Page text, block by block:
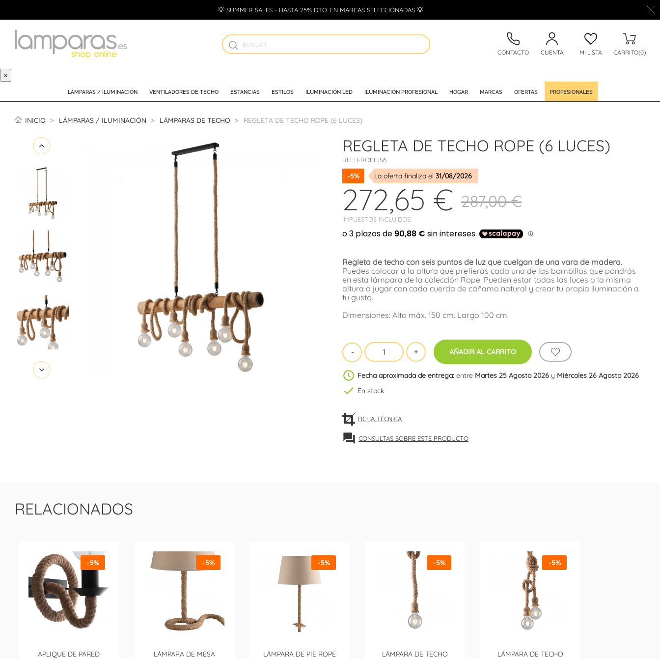
💡 SUMMER SALES - HASTA 25% DTO. EN MARCAS SELECCIONADAS 💡
CONTACTO CUENTA MI LISTA CARRITO(0)
×
LÁMPARAS / ILUMINACIÓN VENTILADORES DE TECHO ESTANCIAS ESTILOS ILUMINACIÓN LED ILUMINACIÓN PROFESIONAL HOGAR MARCAS OFERTAS PROFESIONALES
INICIO LÁMPARAS / ILUMINACIÓN LÁMPARAS DE TECHO REGLETA DE TECHO ROPE (6 LUCES)
REGLETA DE TECHO ROPE (6 LUCES)
REF: I-ROPE-S6
-5% La oferta finaliza el 31/08/2026
272,65 €
IMPUESTOS INCLUIDOS
287,00 €
Regleta de techo con seis puntos de luz que cuelgan de una vara de madera.
Puedes colocar a la altura que prefieras cada una de las bombillas que pondrás
en esta lámpara de la colección Rope. Pueden estar todas las luces a la misma
altura o jugar con cada cuerda de cáñamo natural y crear tu propia iluminación a
tu gusto.
Dimensiones: Alto máx. 150 cm. Largo 100 cm.
AÑADIR AL CARRITO
schedule Fecha aproximada de entrega: entre Martes 25 Agosto 2026 y Miércoles 26 Agosto 2026
check En stock
FICHA TÉCNICA
forum CONSULTAS SOBRE ESTE PRODUCTO
RELACIONADOS
APLIQUE DE PARED
-5%
LÁMPARA DE MESA
-5%
LÁMPARA DE PIE ROPE
-5%
LÁMPARA DE TECHO
-5%
LÁMPARA DE TECHO
-5%